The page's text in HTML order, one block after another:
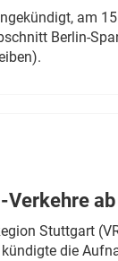
am
Berlin-
Verkehre
Stuttgart
die